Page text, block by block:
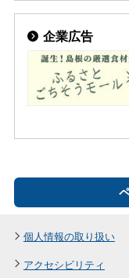
企業広告
個人情報の取り扱い
アクセシビリティ